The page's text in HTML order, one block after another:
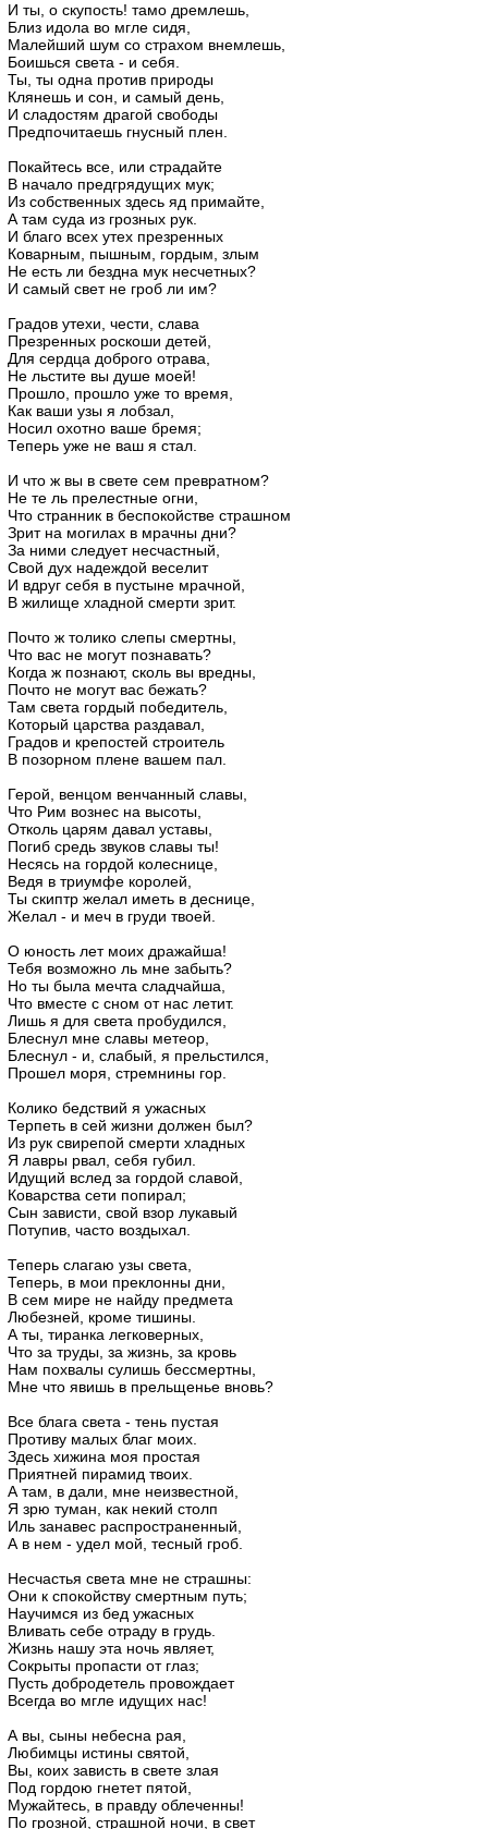
И ты, о скупость! тамо дремлешь,
Близ идола во мгле сидя,
Малейший шум со страхом внемлешь,
Боишься света - и себя.
Ты, ты одна против природы
Клянешь и сон, и самый день,
И сладостям драгой свободы
Предпочитаешь гнусный плен.
Покайтесь все, или страдайте
В начало предгрядущих мук;
Из собственных здесь яд примайте,
А там суда из грозных рук.
И благо всех утех презренных
Коварным, пышным, гордым, злым
Не есть ли бездна мук несчетных?
И самый свет не гроб ли им?
Градов утехи, чести, слава
Презренных роскоши детей,
Для сердца доброго отрава,
Не льстите вы душе моей!
Прошло, прошло уже то время,
Как ваши узы я лобзал,
Носил охотно ваше бремя;
Теперь уже не ваш я стал.
И что ж вы в свете сем превратном?
Не те ль прелестные огни,
Что странник в беспокойстве страшном
Зрит на могилах в мрачны дни?
За ними следует несчастный,
Свой дух надеждой веселит
И вдруг себя в пустыне мрачной,
В жилище хладной смерти зрит.
Почто ж толико слепы смертны,
Что вас не могут познавать?
Когда ж познают, сколь вы вредны,
Почто не могут вас бежать?
Там света гордый победитель,
Который царства раздавал,
Градов и крепостей строитель
В позорном плене вашем пал.
Герой, венцом венчанный славы,
Что Рим вознес на высоты,
Отколь царям давал уставы,
Погиб средь звуков славы ты!
Несясь на гордой колеснице,
Ведя в триумфе королей,
Ты скиптр желал иметь в деснице,
Желал - и меч в груди твоей.
О юность лет моих дражайша!
Тебя возможно ль мне забыть?
Но ты была мечта сладчайша,
Что вместе с сном от нас летит.
Лишь я для света пробудился,
Блеснул мне славы метеор,
Блеснул - и, слабый, я прельстился,
Прошел моря, стремнины гор.
Колико бедствий я ужасных
Терпеть в сей жизни должен был?
Из рук свирепой смерти хладных
Я лавры рвал, себя губил.
Идущий вслед за гордой славой,
Коварства сети попирал;
Сын зависти, свой взор лукавый
Потупив, часто воздыхал.
Теперь слагаю узы света,
Теперь, в мои преклонны дни,
В сем мире не найду предмета
Любезней, кроме тишины.
А ты, тиранка легковерных,
Что за труды, за жизнь, за кровь
Нам похвалы сулишь бессмертны,
Мне что явишь в прельщенье вновь?
Все блага света - тень пустая
Противу малых благ моих.
Здесь хижина моя простая
Приятней пирамид твоих.
А там, в дали, мне неизвестной,
Я зрю туман, как некий столп
Иль занавес распространенный,
А в нем - удел мой, тесный гроб.
Несчастья света мне не страшны:
Они к спокойству смертным путь;
Научимся из бед ужасных
Вливать себе отраду в грудь.
Жизнь нашу эта ночь являет,
Сокрыты пропасти от глаз;
Пусть добродетель провождает
Всегда во мгле идущих нас!
А вы, сыны небесна рая,
Любимцы истины святой,
Вы, коих зависть в свете злая
Под гордою гнетет пятой,
Мужайтесь, в правду облеченны!
По грозной, страшной ночи, в свет